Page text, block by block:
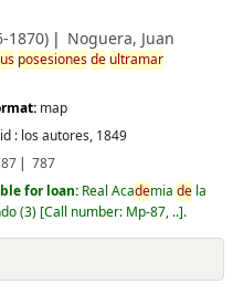
1870) Noguera, Juan
posesionesde ultramar
map
: los autores, 1849
787
for loan: Real Academia dela
(3) Call number: Mp-87, .. .